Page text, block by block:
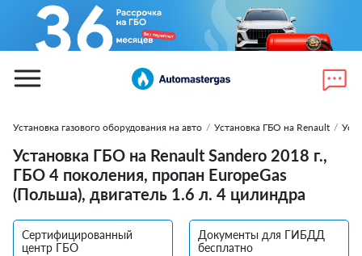
Установка газового оборудования на авто / Установка ГБО на Renault /
Установка ГБО на Renault Sandero 2018 г.,
ГБО 4 поколения, пропан EuropeGas
(Польша), двигатель 1.6 л. 4 цилиндра
Сертифицированный
центр ГБО
Документы для ГИБДД
бесплатно